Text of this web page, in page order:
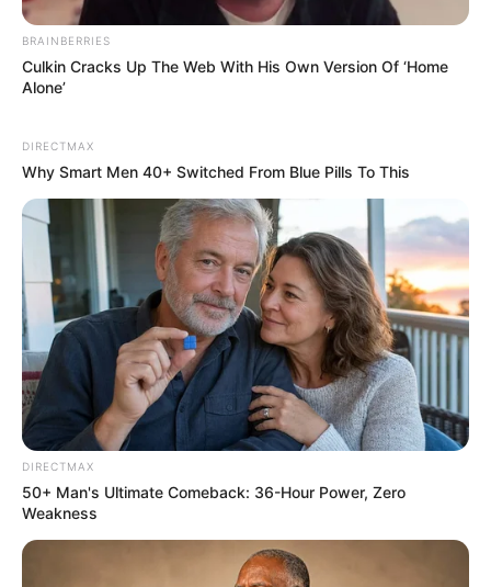
Tropes Hollywood Invented That Have Nothing To Do
With Reality
Tallest Women On Earth — Their Height Is Jaw-
Dropping
BRAINBERRIES
BRAINBERRIES
Culkin Cracks Up The Web With His Own Version Of ‘Home
Alone’
DIRECTMAX
Why Smart Men 40+ Switched From Blue Pills To This
DIRECTMAX
50+ Man's Ultimate Comeback: 36-Hour Power, Zero
Weakness